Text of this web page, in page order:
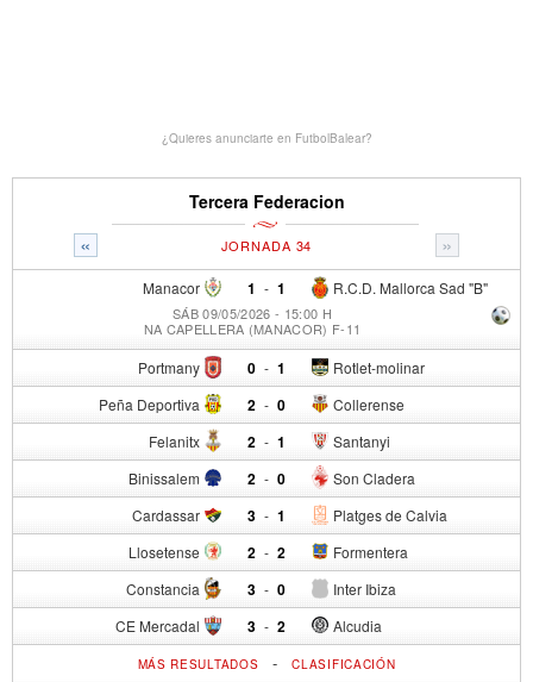
¿Quieres anunciarte en FutbolBalear?
Tercera Federacion
« »
JORNADA 34
Manacor 1 - R.C.D. Mallorca Sad "B"
1
SÁB 09/05/2026 - 15:00 H
NA CAPELLERA (MANACOR) F-11
Portmany 0 - Rotlet-molinar
1
Peña Deportiva 2 - Collerense
0
Felanitx 2 - Santanyi
1
Binissalem 2 - Son Cladera
0
Cardassar 3 - Platges de Calvia
1
Llosetense 2 - Formentera
2
Constancia 3 - Inter Ibiza
0
CE Mercadal 3 - Alcudia
2
MÁS RESULTADOS -CLASIFICACIÓN